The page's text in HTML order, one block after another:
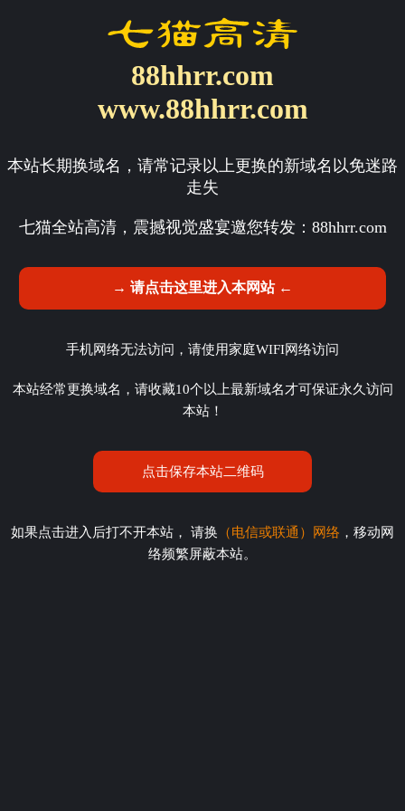
88hhrr.com
www.88hhrr.com
本站长期换域名，请常记录以上更换的新域名以免迷路
走失
七猫全站高清，震撼视觉盛宴邀您转发： 88hhrr.com
→ 请点击这里进入本网站 ←
手机网络无法访问，请使用家庭WIFI网络访问
本站经常更换域名，请收藏10个以上最新域名才可保证永久访问
本站！
点击保存本站二维码
如果点击进入后打不开本站， 请换 （电信或联通）网络 ，移动网
络频繁屏蔽本站。